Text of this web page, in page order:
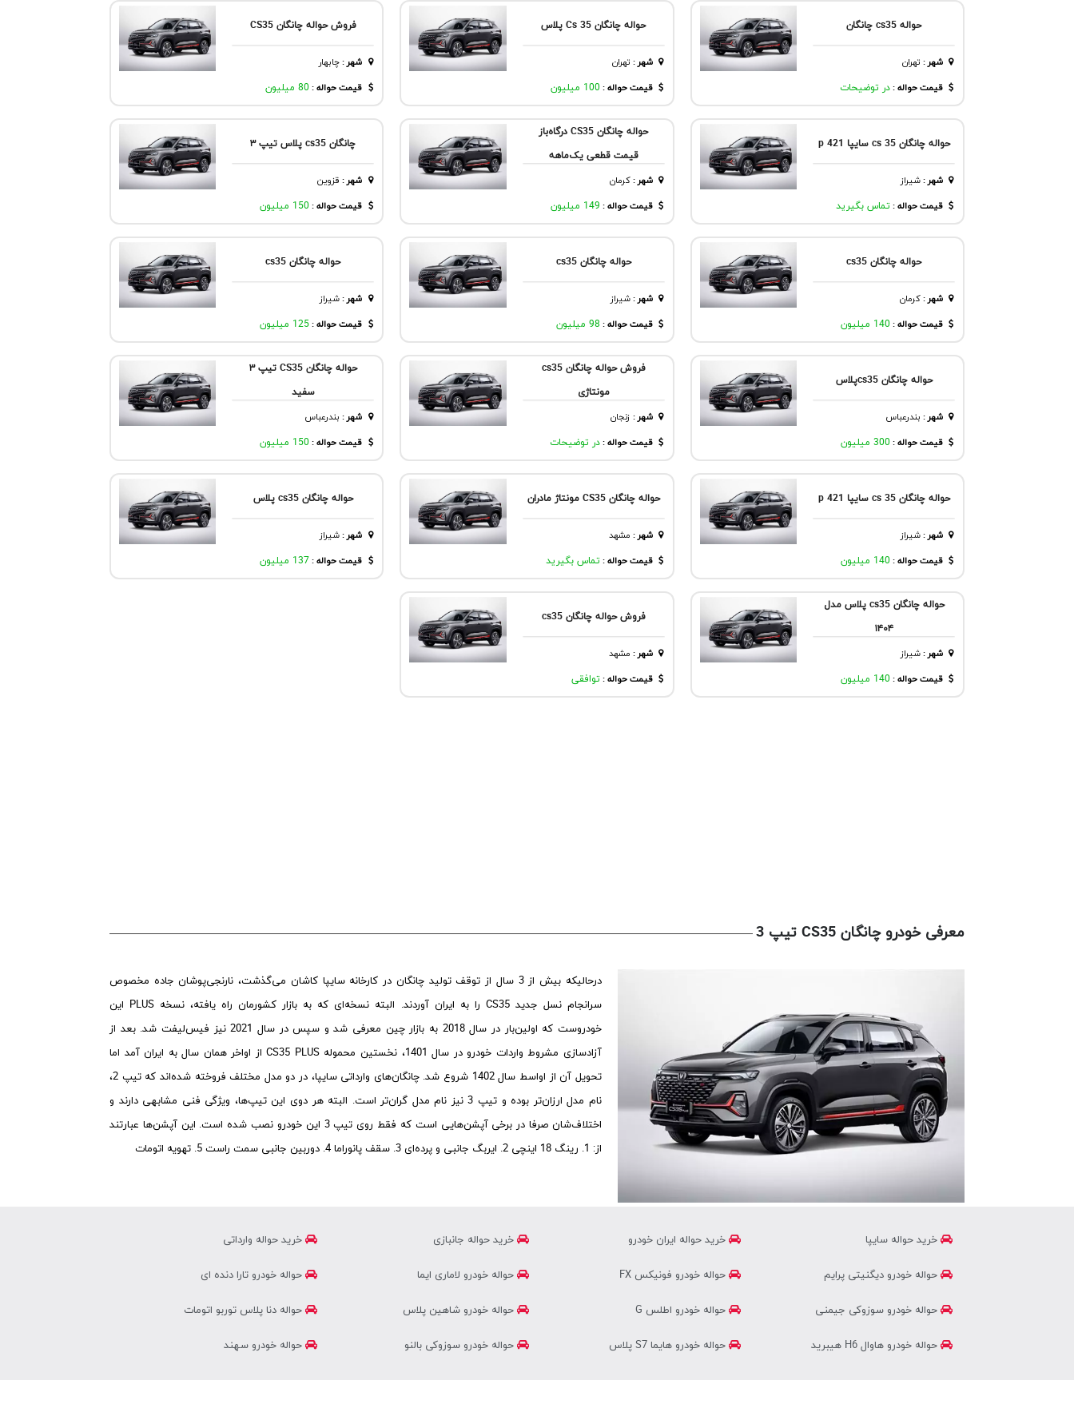
حواله cs35 چانگان
شهر: تهران
قیمت حواله :در توضیحات
حواله چانگان Cs 35 پلاس
شهر: تهران
قیمت حواله : 100 میلیون
فروش حواله چانگان CS35
شهر :چابهار
قیمت حواله : 80 میلیون
حواله چانگان cs 35 سایپا p 421
شهر:شيراز
قیمت حواله : تماس بگیرید
حواله چانگان CS35 درگاه‌باز
قیمت‌ قطعی یک‌ماهه
شهر:كرمان
قیمت حواله : 149 میلیون
چانگان cs35 پلاس تیپ ۳
شهر : قزوين
قیمت حواله : 150 میلیون
حواله چانگان cs35
شهر:كرمان
قیمت حواله : 140 میلیون
حواله چانگان cs35
شهر:شيراز
قیمت حواله : 98 میلیون
حواله چانگان cs35
شهر :شيراز
قیمت حواله :125 میلیون
حواله چانگان cs35پلاس
شهر: بندرعباس
قیمت حواله : 300 میلیون
فروش حواله چانگان cs35
مونتاژی
شهر: زنجان
قیمت حواله :در توضیحات
حواله چانگان CS35 تیپ ۳
سفید
شهر : بندرعباس
قیمت حواله : 150 میلیون
حواله چانگان cs 35 سایپا p 421
شهر:شيراز
قیمت حواله : 140 میلیون
حواله چانگان CS35 مونتاژ مادران
شهر: مشهد
قیمت حواله : تماس بگیرید
حواله چانگان cs35 پلاس
شهر :شيراز
قیمت حواله :137 میلیون
حواله چانگان cs35 پلاس مدل
۱۴۰۴
شهر:شيراز
قیمت حواله : 140 میلیون
فروش حواله چانگان cs35
شهر: مشهد
قیمت حواله : توافقی
معرفی خودرو چانگان CS35 تیپ 3
درحالیکه بیش از 3 سال از توقف تولید چانگان در کارخانه سایپا کاشان می‌گذشت، نارنجی‌پوشان جاده مخصوص
سرانجام نسل جدید CS35 را به ایران آوردند. البته نسخه‌ای که به بازار کشورمان راه یافته، نسخه PLUS این
خودروست که اولین‌بار در سال 2018 به بازار چین معرفی شد و سپس در سال 2021 نیز فیس‌لیفت شد. بعد از
آزادسازی مشروط واردات خودرو در سال 1401، نخستین محموله CS35 PLUS از اواخر همان سال به ایران آمد اما
تحویل آن از اواسط سال 1402 شروع شد. چانگان‌های وارداتی سایپا، در دو مدل مختلف فروخته شده‌اند که تیپ 2،
نام مدل ارزان‌تر بوده و تیپ 3 نیز نام مدل گران‌تر است. البته هر دوی این تیپ‌ها، ویژگی فنی مشابهی دارند و
اختلاف‌شان صرفا در برخی آپشن‌هایی است که فقط روی تیپ 3 این خودرو نصب شده است. این آپشن‌ها عبارتند
از: 1. رینگ 18 اینچی 2. ایربگ جانبی و پرده‌ای 3. سقف پانوراما 4. دوربین جانبی سمت راست 5. تهویه اتومات
خرید حواله وارداتی خرید حواله جانبازی خرید حواله ایران خودرو خرید حواله سایپا
حواله خودرو تارا دنده ای حواله خودرو لاماری ایما حواله خودرو فونیکس FX حواله خودرو دیگنیتی پرایم
حواله دنا پلاس توربو اتومات حواله خودرو شاهین پلاس حواله خودرو اطلس G حواله خودرو سوزوکی جیمنی
حواله خودرو سهند حواله خودرو سوزوکی بالنو حواله خودرو هایما S7 پلاس حواله خودرو هاوال H6 هیبرید